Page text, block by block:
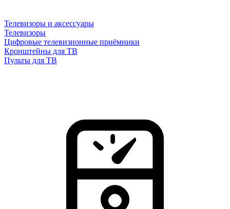
Телевизоры и аксессуары
Телевизоры
Цифровые телевизионные приёмники
Кронштейны для ТВ
Пульты для ТВ